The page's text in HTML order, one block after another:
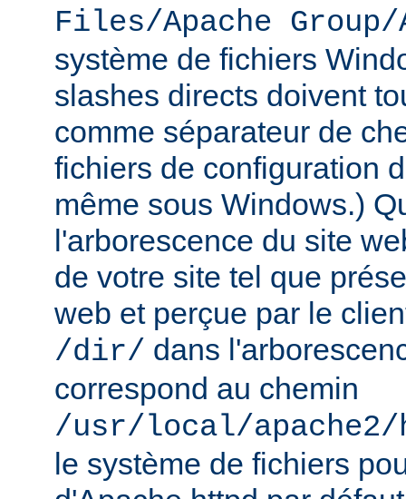
Files/Apache Group/
système de fichiers
slashes directs doivent
comme séparateur de
fichiers de configuration
même sous Windows.)
l'arborescence du site
de votre site tel que
web et perçue par le
/dir/ dans
correspond au chemin
/usr/local/
le système de fichiers